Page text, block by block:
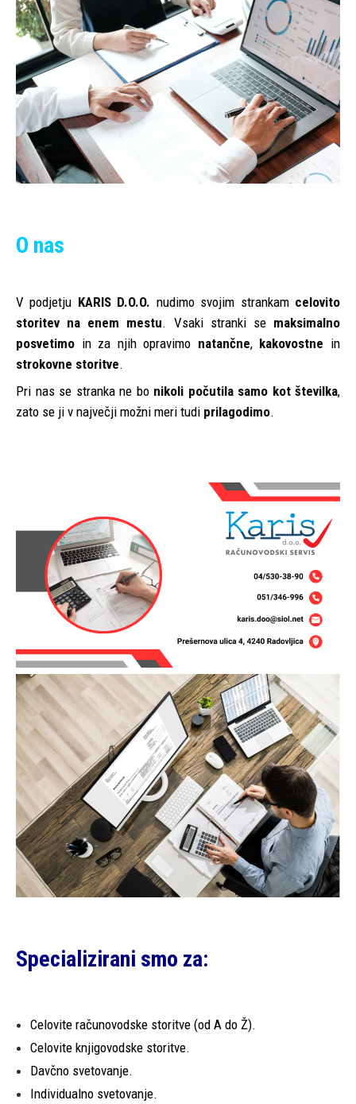
O nas
V podjetju KARIS D.O.O. nudimo svojim strankamcelovito
storitev na enem mestu. Vsaki stranki se maksimalno
posvetimo in za njih opravimo natančne, kakovostne in
strokovne storitve.
Pri nas se stranka ne bo nikoli počutila samo kot številka,
zato se ji v največji možni meri tudi prilagodimo.
Specializirani smo za:
Celovite računovodske storitve (od A do Ž).
Celovite knjigovodske storitve.
Davčno svetovanje.
Individualno svetovanje.